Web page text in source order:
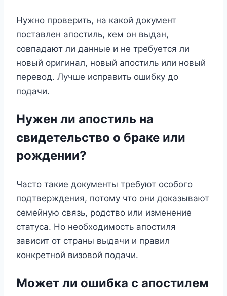
Нужно проверить, на какой документ
поставлен апостиль, кем он выдан,
совпадают ли данные и не требуется ли
новый оригинал, новый апостиль или новый
перевод. Лучше исправить ошибку до
подачи.
Нужен ли апостиль на
свидетельство о браке или
рождении?
Часто такие документы требуют особого
подтверждения, потому что они доказывают
семейную связь, родство или изменение
статуса. Но необходимость апостиля
зависит от страны выдачи и правил
конкретной визовой подачи.
Может ли ошибка с апостилем